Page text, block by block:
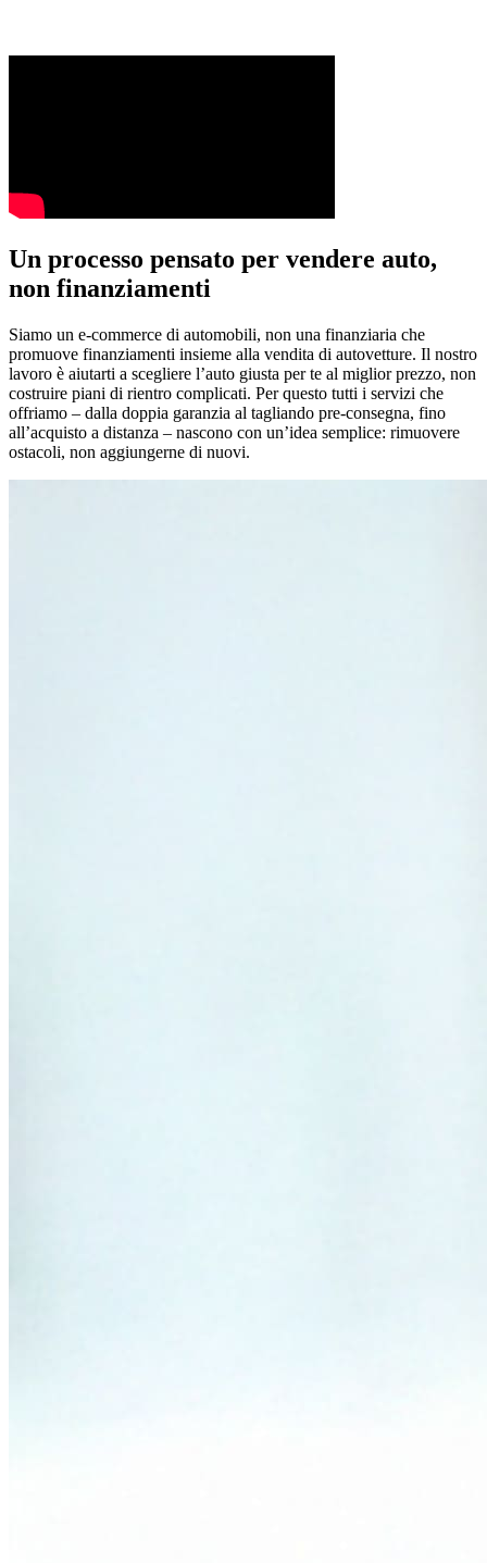
Un processo pensato per vendere auto,
non finanziamenti
Siamo un e-commerce di automobili, non una finanziaria che
promuove finanziamenti insieme alla vendita di autovetture. Il nostro
lavoro è aiutarti a scegliere l’auto giusta per te al miglior prezzo, non
costruire piani di rientro complicati. Per questo tutti i servizi che
offriamo – dalla doppia garanzia al tagliando pre-consegna, fino
all’acquisto a distanza – nascono con un’idea semplice: rimuovere
ostacoli, non aggiungerne di nuovi.